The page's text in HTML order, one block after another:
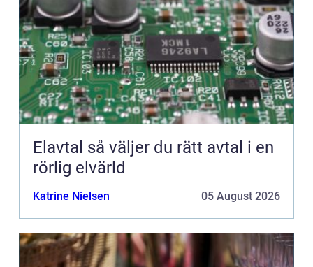
Elavtal så väljer du rätt avtal i en
rörlig elvärld
Katrine Nielsen 05 August 2026